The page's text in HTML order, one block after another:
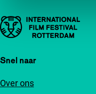
Belangrijke links
Snel naar
Over ons